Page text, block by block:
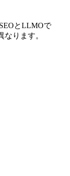
とLLMOで
ります。